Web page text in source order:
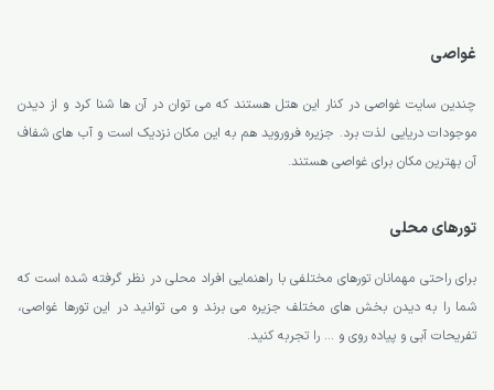
غواصی
چندین سایت غواصی در کنار این هتل هستند که می توان در آن ها شنا کرد و از دیدن
موجودات دریایی لذت برد. جزیره فروروید هم به این مکان نزدیک است و آب های شفاف
آن بهترین مکان برای غواصی هستند.
تورهای محلی
برای راحتی مهمانان تورهای مختلفی با راهنمایی افراد محلی در نظر گرفته شده است که
شما را به دیدن بخش های مختلف جزیره می برند و می توانید در این تورها غواصی،
تفریحات آبی و پیاده روی و … را تجربه کنید.